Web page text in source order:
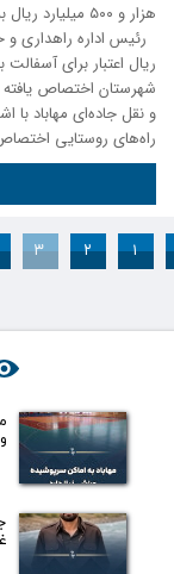
هزار و ۵۰۰
شهرستان اختصاص
راه‌های روستایی
۱ ۲ ۳